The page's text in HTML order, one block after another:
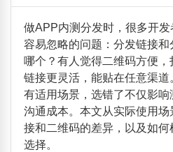
做APP内测分发时，很多开
容易忽略的问题：分发链接和
哪个？有人觉得二维码方便
链接更灵活，能贴在任意渠
有适用场景，选错了不仅影
沟通成本。本文从实际使用
接和二维码的差异，以及如
选择。